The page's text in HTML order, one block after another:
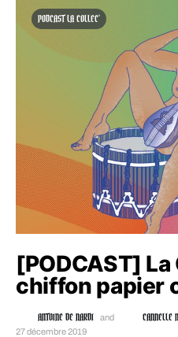
PODCAST LA COLLEC'
[PODCAST]
chiffon papier
ANTOINE DE NARDI and CANNELLE
27 décembre 2019